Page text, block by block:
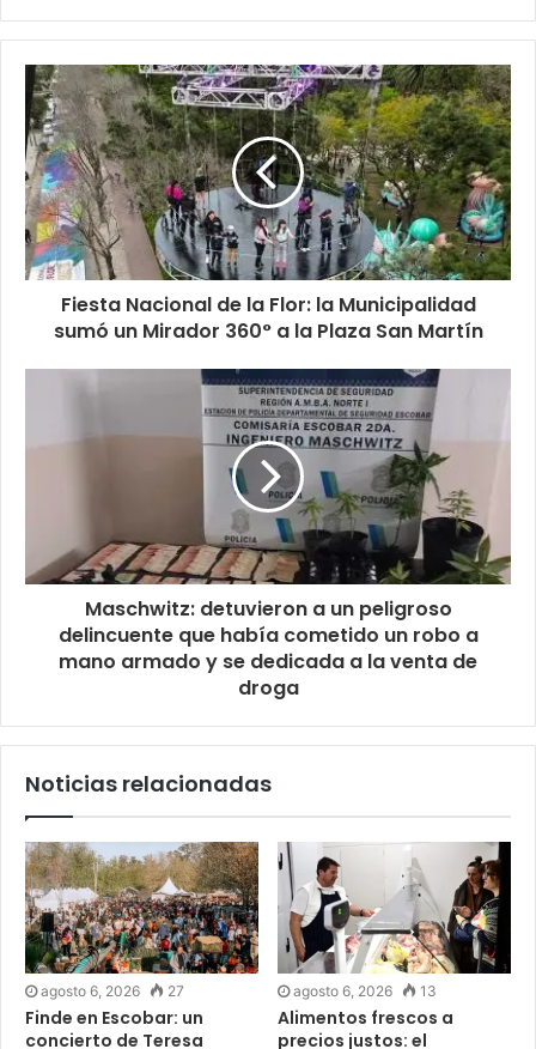
Fiesta Nacional de la Flor: la Municipalidad
sumó un Mirador 360° a la Plaza San Martín
Maschwitz: detuvieron a un peligroso
delincuente que había cometido un robo a
mano armado y se dedicada a la venta de
droga
Noticias relacionadas
agosto 6, 2026 27
Finde en Escobar: un
concierto de Teresa
agosto 6, 2026 13
Alimentos frescos a
precios justos: el